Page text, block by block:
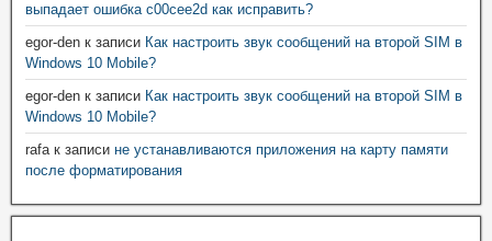
выпадает ошибка c00cee2d как исправить?
egor-den к записи Как настроить звук сообщений на второй SIM в
Windows 10 Mobile?
egor-den к записи Как настроить звук сообщений на второй SIM в
Windows 10 Mobile?
rafaк записи не устанавливаются приложения на карту памяти
после форматирования